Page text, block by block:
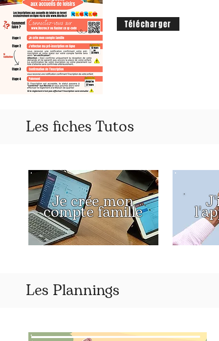
Télécharger
Les fiches Tutos
Je crée mon
compte famille
Les Plannings